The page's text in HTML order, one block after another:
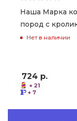
Наша Марка
пород с
Нет в наличии
724 р.
+ 21
+ 7